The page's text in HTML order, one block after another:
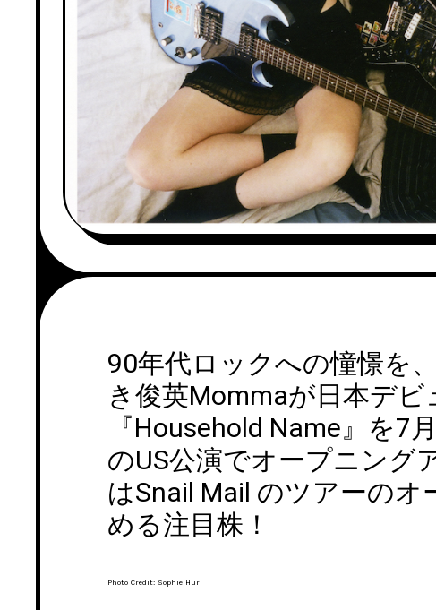
90年代ロックへの憧憬を
き俊英Mommaが日本デ
『Household Name』を7
のUS公演でオープニング
はSnail Mail のツアーの
める注目株！
Photo Credit: Sophie Hur